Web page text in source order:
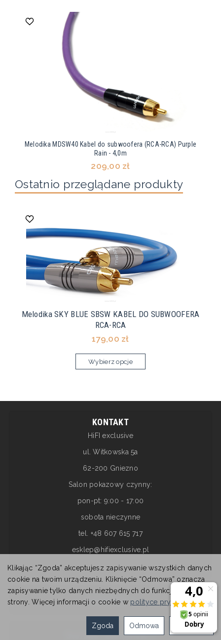
Melodika MDSW40 Kabel do subwoofera (RCA-RCA) Purple
Rain - 4,0m
209,00 zł
Ostatnio przeglądane produkty
Melodika SKY BLUE SBSW KABEL DO SUBWOOFERA
RCA-RCA
179,00 zł
Wybierz opcje
KONTAKT
HiFI exclusive
ul. Witkowska 5a
62-200 Gniezno
Salon pokazowy czynny:
pon-pt: 9:00 - 17:00
sobota nieczynne
tel. +48 607 615 717
esklep@hifiexclusive.pl
Informacje
Dostawa i dostępność
Klikając “Zgoda” akceptujesz zapisywanie wszystkich danych
cookie na twoim urządzeniu. Kliknięcie “Odmowa” oznacza
zapisywanie tylko danych niezbędnych do funkcjonowania
strony. Więcej informacji o cookie w polityce prywatności.
Ustawienia
Odmowa
Zgoda